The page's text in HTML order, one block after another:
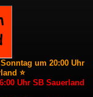
um 20:00 Uhr
⭐
Uhr SB Sauerland